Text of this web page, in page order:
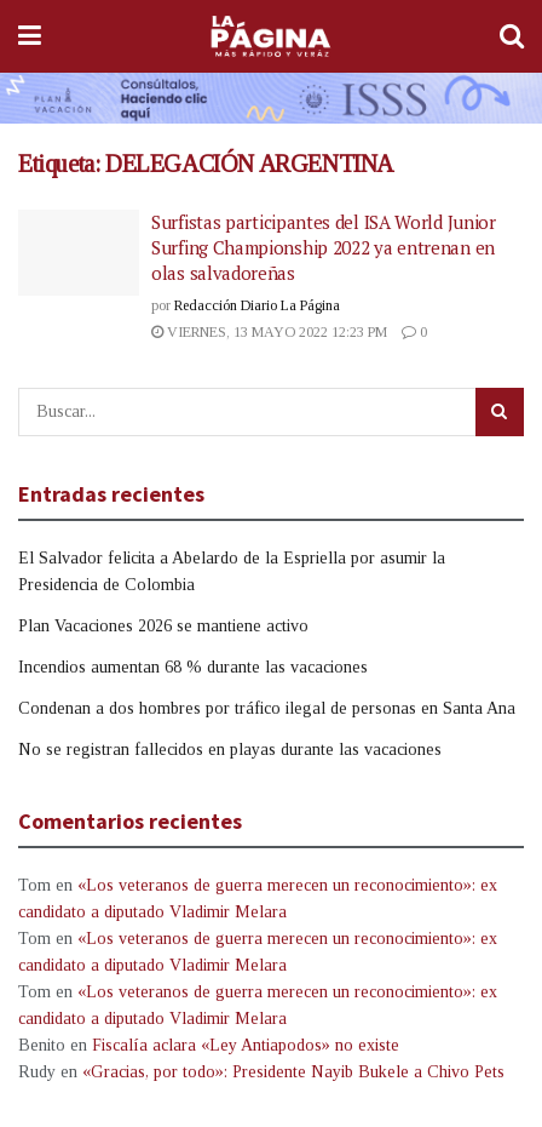
Etiqueta:DELEGACIÓN ARGENTINA
Surfistas participantes del ISA World Junior
Surfing Championship 2022 ya entrenan en
olas salvadoreñas
por Redacción Diario La Página
VIERNES, 13 MAYO 2022 12:23 PM
0
Entradas recientes
El Salvador felicita a Abelardo de la Espriella por asumir la
Presidencia de Colombia
Plan Vacaciones 2026 se mantiene activo
Incendios aumentan 68 % durante las vacaciones
Condenan a dos hombres por tráfico ilegal de personas en Santa Ana
No se registran fallecidos en playas durante las vacaciones
Comentarios recientes
Tom en «Los veteranos de guerra merecen un reconocimiento»: ex
candidato a diputado Vladimir Melara
Tom en «Los veteranos de guerra merecen un reconocimiento»: ex
candidato a diputado Vladimir Melara
Tom en «Los veteranos de guerra merecen un reconocimiento»: ex
candidato a diputado Vladimir Melara
Benito en Fiscalía aclara «Ley Antiapodos» no existe
Rudy en «Gracias, por todo»: Presidente Nayib Bukele a Chivo Pets